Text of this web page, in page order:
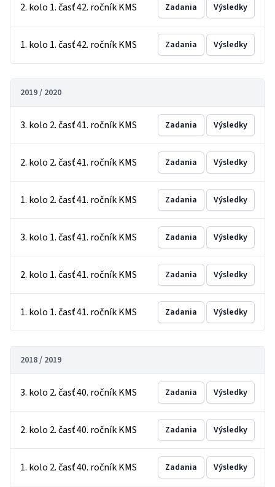
2. kolo 1. časť 42. ročník KMS Zadania Výsledky
1. kolo 1. časť 42. ročník KMS Zadania Výsledky
2019 / 2020
3. kolo 2. časť 41. ročník KMS Zadania Výsledky
2. kolo 2. časť 41. ročník KMS Zadania Výsledky
1. kolo 2. časť 41. ročník KMS Zadania Výsledky
3. kolo 1. časť 41. ročník KMS Zadania Výsledky
2. kolo 1. časť 41. ročník KMS Zadania Výsledky
1. kolo 1. časť 41. ročník KMS Zadania Výsledky
2018 / 2019
3. kolo 2. časť 40. ročník KMS Zadania Výsledky
2. kolo 2. časť 40. ročník KMS Zadania Výsledky
1. kolo 2. časť 40. ročník KMS Zadania Výsledky